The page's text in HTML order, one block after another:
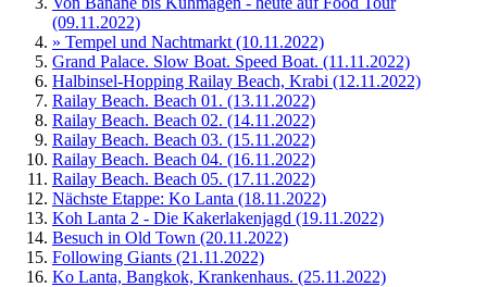
(09.11.2022)
» Tempel und Nachtmarkt (10.11.2022)
Grand Palace. Slow Boat. Speed Boat. (11.11.2022)
Halbinsel-Hopping Railay Beach, Krabi (12.11.2022)
Railay Beach. Beach 01. (13.11.2022)
Railay Beach. Beach 02. (14.11.2022)
Railay Beach. Beach 03. (15.11.2022)
Railay Beach. Beach 04. (16.11.2022)
Railay Beach. Beach 05. (17.11.2022)
Nächste Etappe: Ko Lanta (18.11.2022)
Koh Lanta 2 - Die Kakerlakenjagd (19.11.2022)
Besuch in Old Town (20.11.2022)
Following Giants (21.11.2022)
Ko Lanta, Bangkok, Krankenhaus. (25.11.2022)